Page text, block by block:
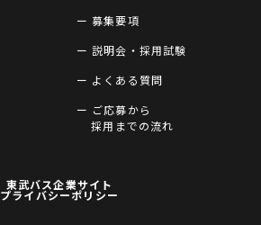
ー 募集要項
ー 説明会・採用試験
ー よくある質問
ー ご応募から
採用までの流れ
東武バス企業サイト
プライバシーポリシー